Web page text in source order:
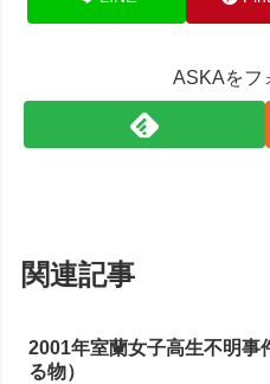
ASKAをフ
関連記事
2001年室蘭女子高生不明事
る物）